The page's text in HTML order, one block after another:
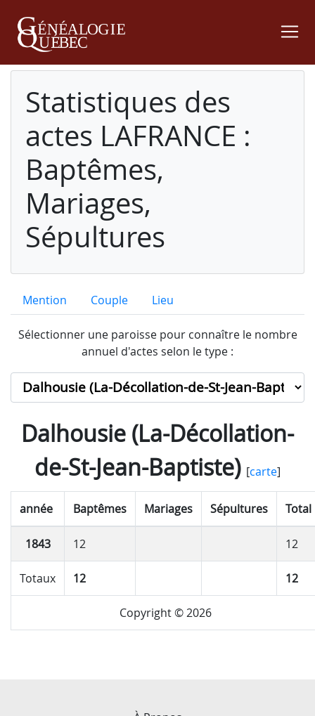
Statistiques des
actes LAFRANCE :
Baptêmes,
Mariages,
Sépultures
Mention Couple Lieu
Sélectionner une paroisse pour connaître le nombre
annuel d'actes selon le type :
Dalhousie (La-Décollation-
de-St-Jean-Baptiste)[carte]
année Baptêmes Mariages Sépultures Total
1843 12 12
Totaux 12 12
Copyright © 2026